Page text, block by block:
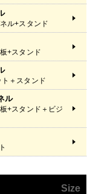
ル+スタンド
+スタンド
＋スタンド
ル
+スタンド＋ビジ
Size